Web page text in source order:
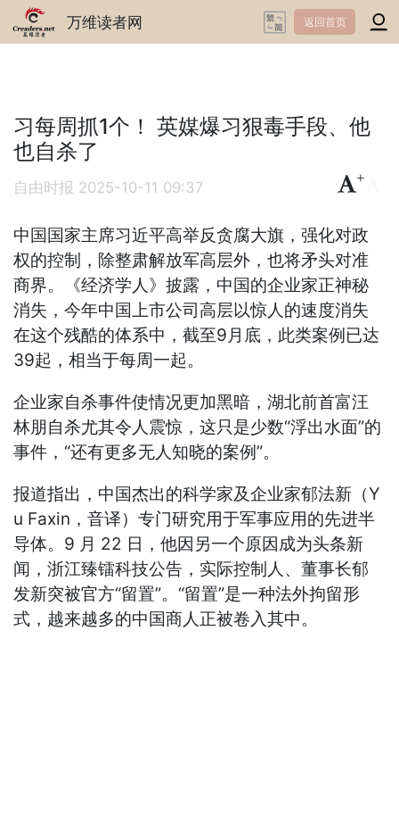
万维读者网 返回首页
习每周抓1个！ 英媒爆习狠毒手段、他
也自杀了
自由时报 2025-10-11 09:37
+
中国国家主席习近平高举反贪腐大旗，强化对政
权的控制，除整肃解放军高层外，也将矛头对准
商界。《经济学人》披露，中国的企业家正神秘
消失，今年中国上市公司高层以惊人的速度消失
在这个残酷的体系中，截至9月底，此类案例已达
39起，相当于每周一起。
企业家自杀事件使情况更加黑暗，湖北前首富汪
林朋自杀尤其令人震惊，这只是少数“浮出水面”的
事件，“还有更多无人知晓的案例”。
报道指出，中国杰出的科学家及企业家郁法新（Y
u Faxin，音译）专门研究用于军事应用的先进半
导体。9 月 22 日，他因另一个原因成为头条新
闻，浙江臻镭科技公告，实际控制人、董事长郁
发新突被官方“留置”。“留置”是一种法外拘留形
式，越来越多的中国商人正被卷入其中。